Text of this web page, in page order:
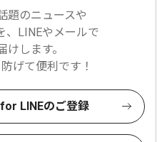
題のニュースや
、LINEやメールで
けします。
げて便利です！
LINEのご登録